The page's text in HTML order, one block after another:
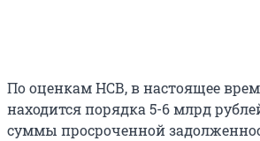
По оценкам НСВ, в настоящее
находится порядка 5-6 млрд
суммы просроченной